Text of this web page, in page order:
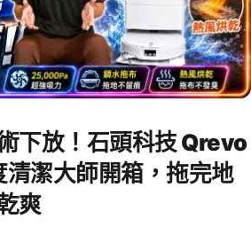
下放！石頭科技 Qrevo
潔大師開箱，拖完地
爽